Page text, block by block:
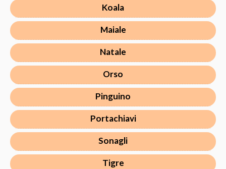
Koala
Maiale
Natale
Orso
Pinguino
Portachiavi
Sonagli
Tigre